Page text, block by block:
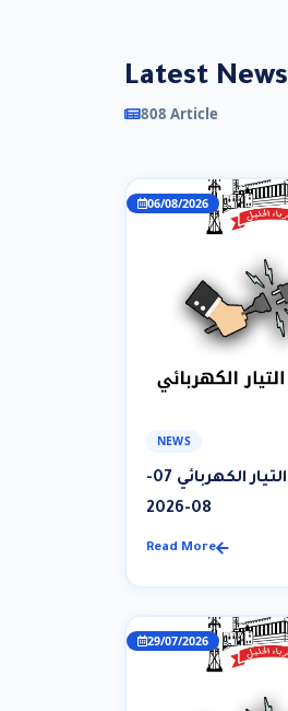
Latest News
808 Article
06/08/2026
NEWS
إعلان قطع التيار الكهربائي 07-
08-2026
Read More
29/07/2026